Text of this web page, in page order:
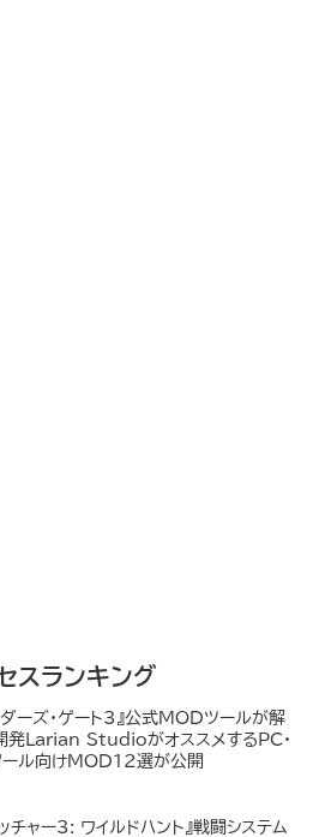
スランキング
ダーズ・ゲート3』公式MODツールが解
発Larian StudioがオススメするPC・
ール向けMOD12選が公開
ッチャー3: ワイルドハント』戦闘システム